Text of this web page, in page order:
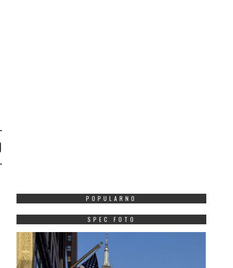
Put u EU kao povratak na
Gazimestan: Mandić
nastavlja da “čisti” državne
jubileje od njihove suštine
JUNE 30, 2026
OŠ „Mileva Lajović
Lalatović“: Šabotić
stalni radni odnos,
POPULARNO
SPEC FOTO